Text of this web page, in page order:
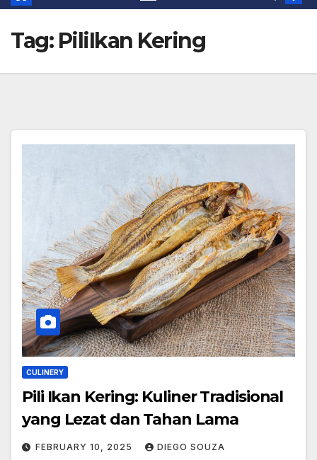
Tag: PiliIkan Kering
CULINERY
Pili Ikan Kering: Kuliner Tradisional
yang Lezat dan Tahan Lama
FEBRUARY 10, 2025 DIEGO SOUZA